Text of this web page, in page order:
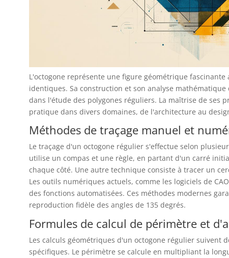
L'octogone représente une figure géométrique
identiques. Sa construction et son analyse
dans l'étude des polygones réguliers. La maîtrise de ses
pratique dans divers domaines, de l'architecture au
Méthodes de traçage manuel et
Le traçage d'un octogone régulier s'effectue selon
utilise un compas et une règle, en partant d'un carré
chaque côté. Une autre technique consiste à tracer un
Les outils numériques actuels, comme les logiciels de
des fonctions automatisées. Ces méthodes modernes
reproduction fidèle des angles de 135 degrés.
Formules de calcul de périmètre et
Les calculs géométriques d'un octogone régulier suivent
spécifiques. Le périmètre se calcule en multipliant la